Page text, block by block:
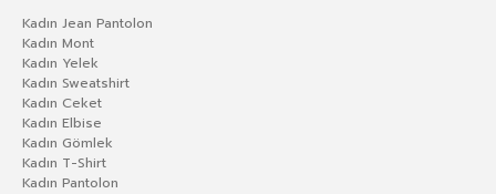
Kadın Jean Pantolon
Kadın Mont
Kadın Yelek
Kadın Sweatshirt
Kadın Ceket
Kadın Elbise
Kadın Gömlek
Kadın T-Shirt
Kadın Pantolon